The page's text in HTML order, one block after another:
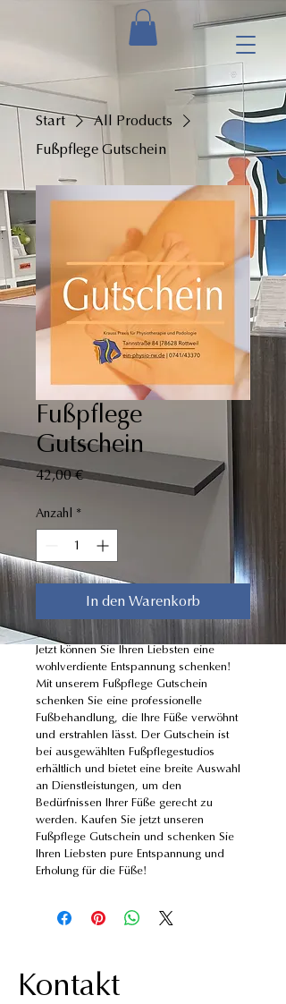
Start
All Products
Fußpflege Gutschein
Fußpflege
Gutschein
42,00 €Preis
Anzahl *
In den Warenkorb
Jetzt können Sie Ihren Liebsten eine
wohlverdiente Entspannung schenken!
Mit unserem Fußpflege Gutschein
schenken Sie eine professionelle
Fußbehandlung, die Ihre Füße verwöhnt
und erstrahlen lässt. Der Gutschein ist
bei ausgewählten Fußpflegestudios
erhältlich und bietet eine breite Auswahl
an Dienstleistungen, um den
Bedürfnissen Ihrer Füße gerecht zu
werden. Kaufen Sie jetzt unseren
Fußpflege Gutschein und schenken Sie
Ihren Liebsten pure Entspannung und
Erholung für die Füße!
Kontakt